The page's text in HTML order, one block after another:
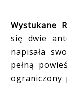
Wystukane
się dwie
napisała
pełną
ograniczony